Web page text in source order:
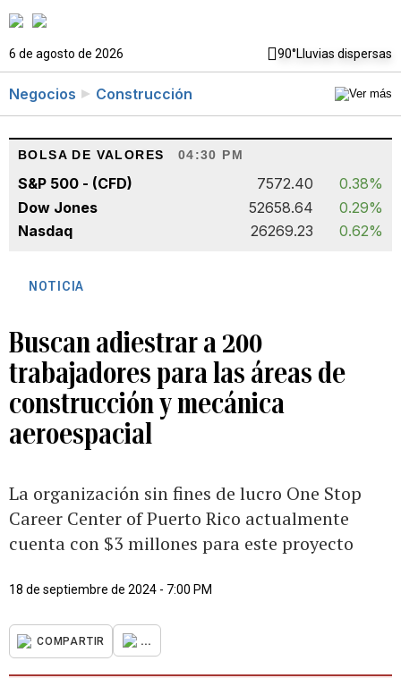
6 de agosto de 2026 90°Lluvias dispersas
Negocios Construcción
BOLSA DE VALORES 04:30 PM
S&P 500 - (CFD) 7572.40
0.38%
Dow Jones
52658.64
0.29%
Nasdaq
26269.23 0.62%
NOTICIA
Buscan adiestrar a 200
trabajadores para las áreas de
construcción y mecánica
aeroespacial
La organización sin fines de lucro One Stop
Career Center of Puerto Rico actualmente
cuenta con $3 millones para este proyecto
18 de septiembre de 2024 - 7:00 PM
COMPARTIR ...